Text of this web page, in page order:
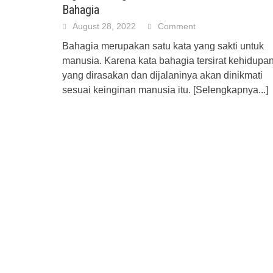
Bahagia
August 28, 2022 Comment
Bahagia merupakan satu kata yang sakti untuk
manusia. Karena kata bahagia tersirat
yang dirasakan dan dijalaninya akan dinikmati
sesuai keinginan manusia itu. [Selengkapnya...]